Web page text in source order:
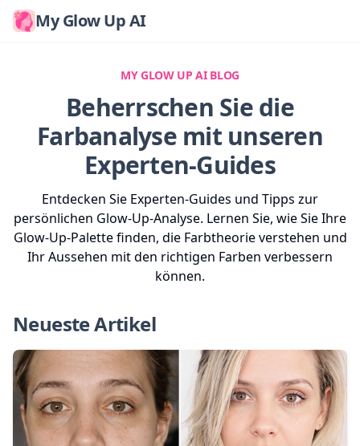
My Glow Up AI
MY GLOW UP AI BLOG
Beherrschen Sie die
Farbanalyse mit unseren
Experten-Guides
Entdecken Sie Experten-Guides und Tipps zur
persönlichen Glow-Up-Analyse. Lernen Sie, wie Sie Ihre
Glow-Up-Palette finden, die Farbtheorie verstehen und
Ihr Aussehen mit den richtigen Farben verbessern
können.
Neueste Artikel